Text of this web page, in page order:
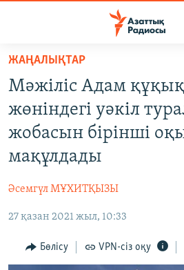
Skip
main
content
to
main
Skip
to
AZATTYQTV
ӘЛЕУМЕТ
ӘЛЕМ
АРНАЙЫ ЖОБАЛАР
ЖАҢАЛЫҚТАР
Мәжіліс Адам
жөніндегі уәкіл
жобасын бірінші
мақұлдады
Әсемгүл МҰХИТҚЫЗЫ
27 қазан 2021 жыл, 10:33
Бөлісу VPN-сіз оқу